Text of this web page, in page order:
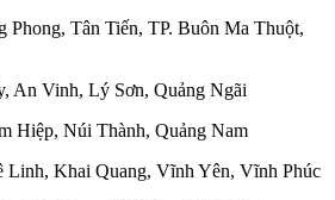
Phong, Tân Tiến, TP. Buôn Ma Thuột,
An Vinh, Lý Sơn, Quảng Ngãi
Hiệp, Núi Thành, Quảng Nam
Linh, Khai Quang, Vĩnh Yên, Vĩnh Phúc